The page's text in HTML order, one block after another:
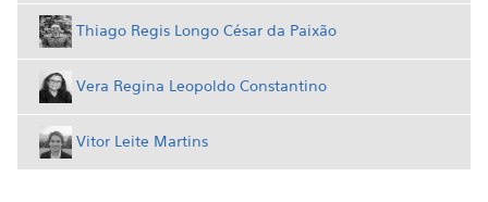
Thiago Regis Longo César da Paixão
Vera Regina Leopoldo Constantino
Vitor Leite Martins